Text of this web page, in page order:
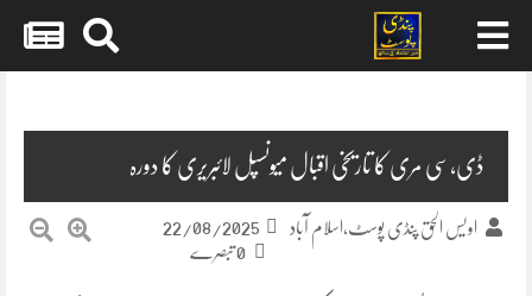
ڈی،سی مری کا تاریخی اقبال میونسپل لائبریری کا دورہ
اویس الحق پنڈی پوسٹ،اسلام آباد
22/08/2025